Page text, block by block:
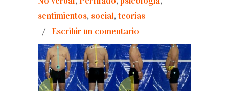
sentimientos, social,teorías
/ Escribir un comentario